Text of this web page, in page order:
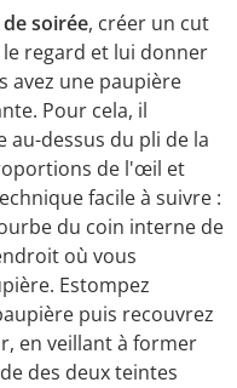
soirée, créer un cut
regard et lui donner
avez une paupière
Pour cela, il
au-dessus du pli de la
de l'œil et
facile à suivre :
du coin interne de
où vous
Estompez
puis recouvrez
en veillant à former
des deux teintes